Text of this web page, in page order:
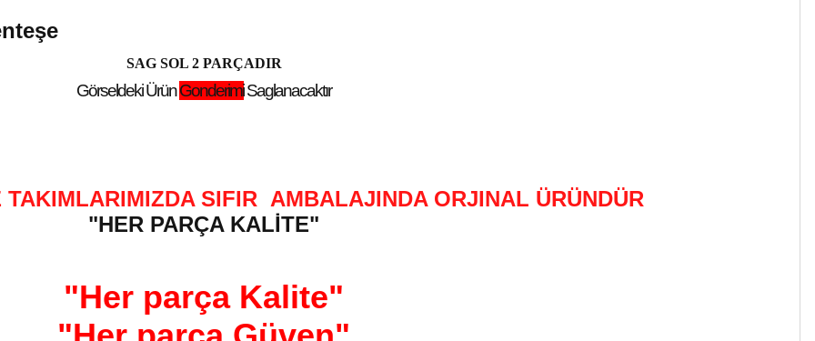
SAG SOL 2 PARÇADIR
Görseldeki ÜrünGonderimiSaglanacaktır
TAKIMLARIMIZDA SIFIR AMBALAJINDA ORJINAL ÜRÜNDÜR
"HER PARÇA KALİTE"
"Her parça Kalite"